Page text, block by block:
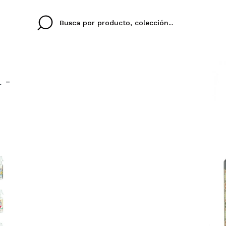
Al crear una cuenta
rápidamente, revisar
IDIOMA
-
colori